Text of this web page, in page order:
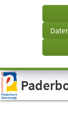
Visuelle
Assistenzsoftware
öffnen.